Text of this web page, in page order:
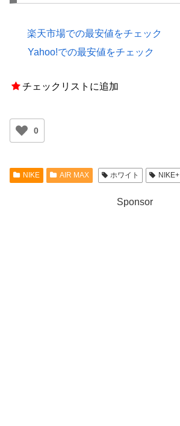
楽天市場での最安値をチェック
Yahoo!での最安値をチェック
チェックリストに追加
0
NIKE AIR MAX ホワイト NIKE+
Sponsor